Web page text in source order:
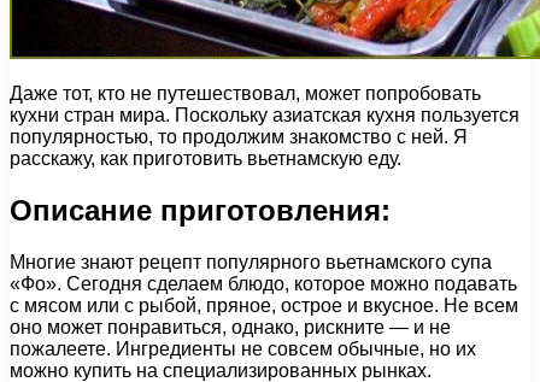
Даже тот, кто не путешествовал, может попробовать
кухни стран мира. Поскольку азиатская кухня пользуется
популярностью, то продолжим знакомство с ней. Я
расскажу, как приготовить вьетнамскую еду.
Описание приготовления:
Многие знают рецепт популярного вьетнамского супа
«Фо». Сегодня сделаем блюдо, которое можно подавать
с мясом или с рыбой, пряное, острое и вкусное. Не всем
оно может понравиться, однако, рискните — и не
пожалеете. Ингредиенты не совсем обычные, но их
можно купить на специализированных рынках.